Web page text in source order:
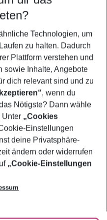
Technologien, um
zu halten. Dadurch
Plattform verstehen und
sowie Inhalte, Angebote
dich relevant sind und zu
, wenn du
Nötigste? Dann wähle
Unter „Cookies
Einstellungen
deine Privatsphäre-
ändern oder widerrufen
„Cookie-Einstellungen